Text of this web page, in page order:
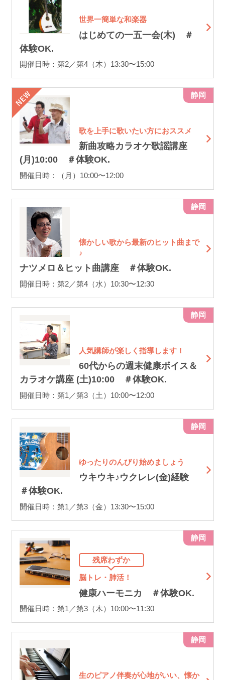
世界一簡単な和楽器
はじめての一五一会(木) ＃
体験OK.
開催日時：第2／第4（木）13:30〜15:00
歌を上手に歌いたい方におススメ
新曲攻略カラオケ歌謡講座
(月)10:00 ＃体験OK.
開催日時：（月）10:00〜12:00
静岡
懐かしい歌から最新のヒット曲まで
♪
ナツメロ＆ヒット曲講座 ＃体験OK.
開催日時：第2／第4（水）10:30〜12:30
静岡
人気講師が楽しく指導します！
60代からの週末健康ボイス＆
カラオケ講座 (土)10:00 ＃体験OK.
開催日時：第1／第3（土）10:00〜12:00
静岡
ゆったりのんびり始めましょう
ウキウキ♪ウクレレ(金)経験
＃体験OK.
開催日時：第1／第3（金）13:30〜15:00
静岡
残席わずか
脳トレ・肺活！
健康ハーモニカ ＃体験OK.
開催日時：第1／第3（木）10:00〜11:30
静岡
生のピアノ伴奏が心地がいい、懐か
静岡